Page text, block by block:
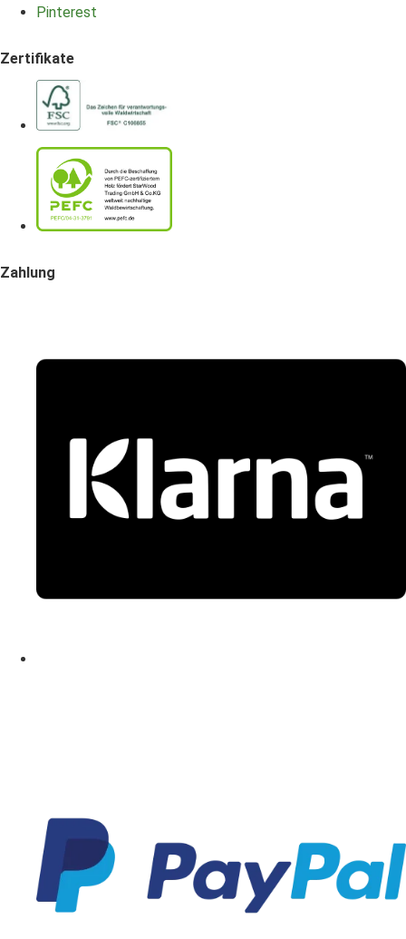
Pinterest
Zertifikate
Zahlung